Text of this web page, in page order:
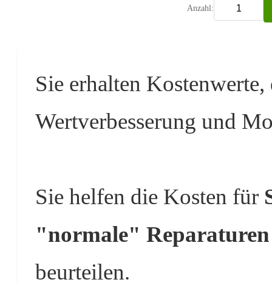
Anzahl:
Sie erhalten
Wertverbesserung und
Sie helfen die Kosten für
"normale" Reparaturen
beurteilen.